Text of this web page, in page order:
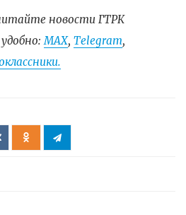
новости ГТРК
МАХ, Telegram,